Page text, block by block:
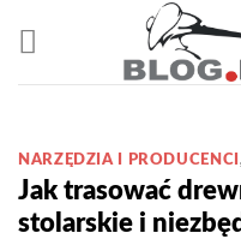
do
zawartości
NARZĘDZIA I PRODUCENCI
Jak trasować
stolarskie i